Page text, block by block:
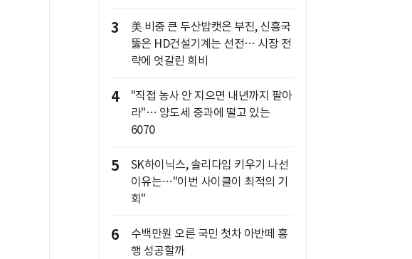
3
美 비중 큰 두산밥캣은 부진, 신흥국
뚫은 HD건설기계는 선전… 시장 전
략에 엇갈린 희비
4
"직접 농사 안 지으면 내년까지 팔아
라"… 양도세 중과에 떨고 있는
6070
5
SK하이닉스, 솔리다임 키우기 나선
이유는…"이번 사이클이 최적의 기
회"
6
수백만원 오른 국민 첫차 아반떼 흥
행 성공할까